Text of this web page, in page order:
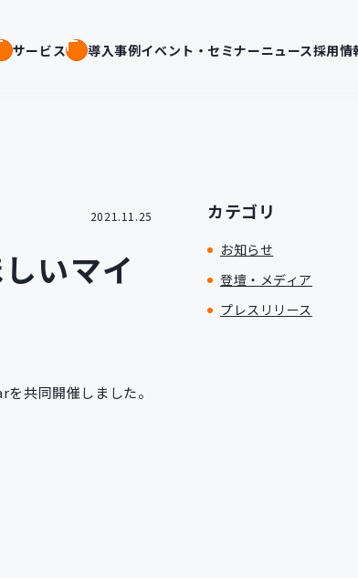
サービス 導入事例イベント・セミナーニュース採用情
2021.11.25
いマイ
共同開催しました。
カテゴリ
お知らせ
登壇・メディア
プレスリリース